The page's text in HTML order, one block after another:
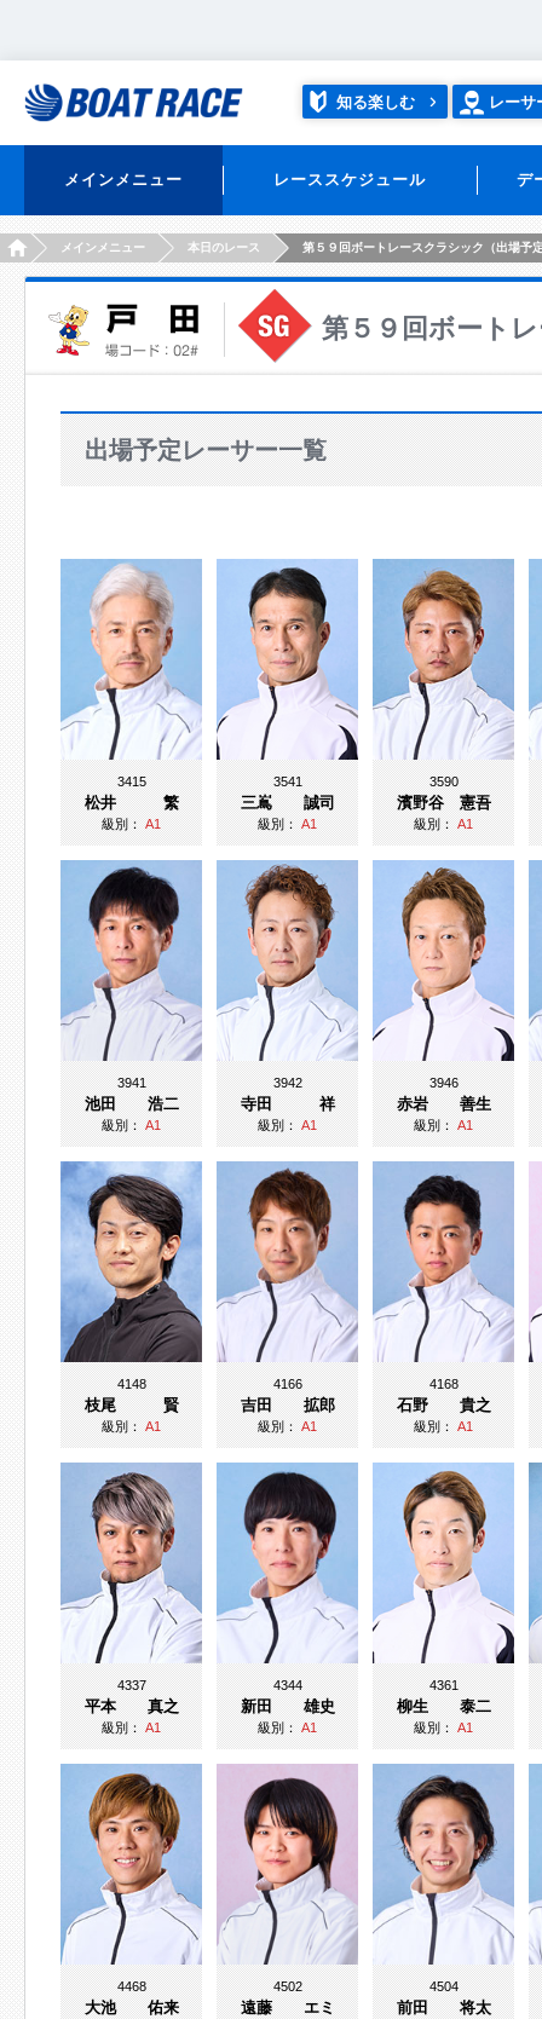
知る楽しむ レーサ
メインメニュー レーススケジュール デ
HOMEメインメニュー 本日のレース 第５９回ボートレースクラシック（出場予
第５９回ボート
出場予定レーサー一覧
3415
松井 繁
級別：A1
3541
三嶌 誠司
級別：A1
3590
濱野谷 憲吾
級別：A1
3941
池田 浩二
級別：A1
3942
寺田 祥
級別：A1
3946
赤岩 善生
級別：A1
4148
枝尾 賢
級別：A1
4166
吉田 拡郎
級別：A1
4168
石野 貴之
級別：A1
4337
平本 真之
級別：A1
4344
新田 雄史
級別：A1
4361
柳生 泰二
級別：A1
4468
大池 佑来
4502
遠藤 エミ
4504
前田 将太